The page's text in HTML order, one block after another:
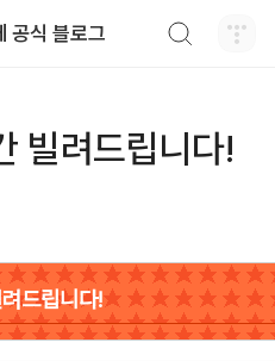
공식 블로그
빌려드립니다!
드립니다!